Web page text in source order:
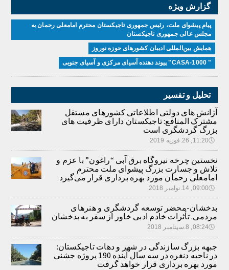
گزارش ویژه
پیام پیشوای ملت، رئیس جمهوری تاجیکستان محترم امامعلی رحمان به
مجلس عالی جمهوری تاجیکستان
همایش بین‌المللی ادیبان کشور‌های حوزه نوروز
" CASA-1000" پیوند دهنده آسیای مرکزی و آسیای جنوبی
تحلیل و تفسیر
آژانش های دولتی اطلاعاتی کشورهای مستقل
مشترک المنافع: تاجیکستان دارای ظرفیت های
بزرگ گردشگری است
🕔11:20, 26.فوریه 2019
نخستین چرخه نیروگاه برق آبی “راغون” با عزم و
تلاش و جسارت بزرگ پیشوای ملت محترم
امامعلی رحمان مورد بهره برداری قرار می‌گیرد
🕔09:00, 14.نوامبر 2018
بدخشان-محضر توسعه گردشگری و هنرهای
مردمی. تأثرات خادم ادبی خاور از سفر به بدخشان
🕔08:24, 8.سپتامبر 2018
جبهه بزرگ سازندگی در شهر و دهات تاجیکستان:
در ناحیه دنغره در سه سال آینده 190 پروژه جشنی
مورد بهره برداری قرار خواهد گرفت